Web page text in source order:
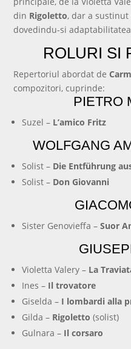
din Rigoletto, dar a
dovedindu-si
ROLURI SI
Repertoriul abordat de
compozitori, cuprinde:
PIETRO
Suzel – L’amico Fritz
WOLFGANG
Solist – Die Entführung
Solist – Don Giovanni
Sister Genovieffa –Suor
Violetta Valery – La
Ines – Il trovatore
Giselda – I lombardi alla
Gilda – Rigoletto (solist)
Gulnara – Il corsaro